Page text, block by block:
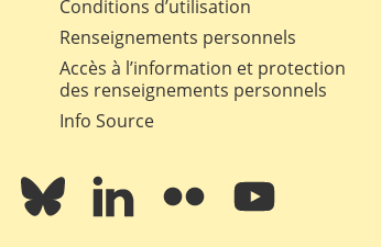
Conditions d’utilisation
Renseignements personnels
Accès à l’information et protection
des renseignements personnels
Info Source